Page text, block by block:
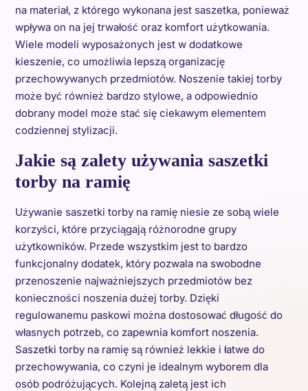
na materiał, z którego wykonana jest saszetka, ponieważ
wpływa on na jej trwałość oraz komfort użytkowania.
Wiele modeli wyposażonych jest w dodatkowe
kieszenie, co umożliwia lepszą organizację
przechowywanych przedmiotów. Noszenie takiej torby
może być również bardzo stylowe, a odpowiednio
dobrany model może stać się ciekawym elementem
codziennej stylizacji.
Jakie są zalety używania saszetki
torby na ramię
Używanie saszetki torby na ramię niesie ze sobą wiele
korzyści, które przyciągają różnorodne grupy
użytkowników. Przede wszystkim jest to bardzo
funkcjonalny dodatek, który pozwala na swobodne
przenoszenie najważniejszych przedmiotów bez
konieczności noszenia dużej torby. Dzięki
regulowanemu paskowi można dostosować długość do
własnych potrzeb, co zapewnia komfort noszenia.
Saszetki torby na ramię są również lekkie i łatwe do
przechowywania, co czyni je idealnym wyborem dla
osób podróżujących. Kolejną zaletą jest ich